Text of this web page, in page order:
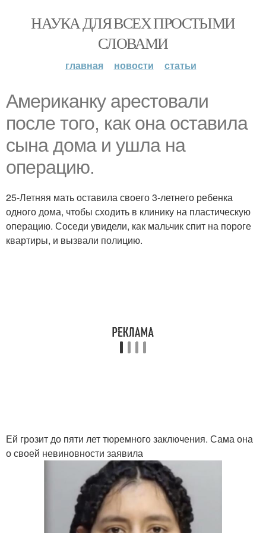
НАУКА ДЛЯ ВСЕХ ПРОСТЫМИ
СЛОВАМИ
главная новости статьи
Американку арестовали
после того, как она оставила
сына дома и ушла на
операцию.
25-Летняя мать оставила своего 3-летнего ребенка
одного дома, чтобы сходить в клинику на пластическую
операцию. Соседи увидели, как мальчик спит на пороге
квартиры, и вызвали полицию.
Ей грозит до пяти лет тюремного заключения. Сама она
о своей невиновности заявила